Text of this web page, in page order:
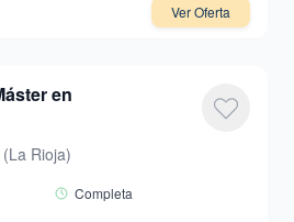
Ver Oferta
en
(La Rioja)
Completa